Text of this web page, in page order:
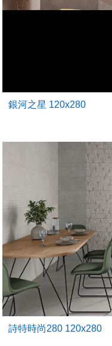
銀河之星 120x280
詩特時尚280 120x280